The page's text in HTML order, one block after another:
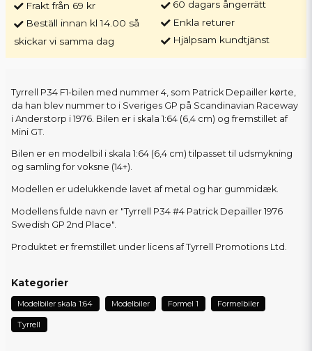
Frakt från 69 kr
Beställ innan kl 14.00 så
skickar vi samma dag
60 dagars ångerrätt
Enkla returer
Hjälpsam kundtjänst
Tyrrell P34 F1-bilen med nummer 4, som Patrick Depailler kørte,
da han blev nummer to i Sveriges GP på Scandinavian Raceway
i Anderstorp i 1976. Bilen er i skala 1:64 (6,4 cm) og fremstillet af
Mini GT.
Bilen er en modelbil i skala 1:64 (6,4 cm) tilpasset til udsmykning
og samling for voksne (14+).
Modellen er udelukkende lavet af metal og har gummidæk.
Modellens fulde navn er "Tyrrell P34 #4 Patrick Depailler 1976
Swedish GP 2nd Place".
Produktet er fremstillet under licens af Tyrrell Promotions Ltd.
Kategorier
Modelbiler skala 1:64 Modelbiler Formel 1 Formelbiler
Tyrrell